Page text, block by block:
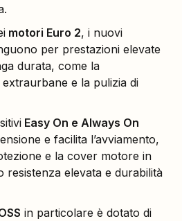
motori Euro 2, i nuovi
per prestazioni elevate
durata, come la
e la pulizia di
Easy On e Always On
e facilita l’avviamento,
e la cover motore in
resistenza elevata e durabilità
in particolare è dotato di